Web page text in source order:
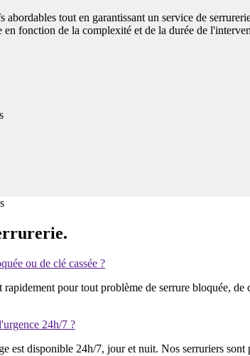
abordables tout en garantissant un service de
fonction de la complexité et de la durée de
ou de clé cassée ?
pour tout problème de serrure bloquée,
24h/7 ?
est disponible 24h/7, jour et nuit. Nos serruriers